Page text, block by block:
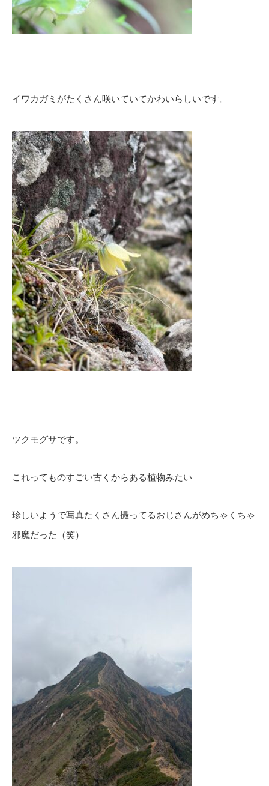
イワカガミがたくさん咲いていてかわいらしいです。
ツクモグサです。
これってものすごい古くからある植物みたい
珍しいようで写真たくさん撮ってるおじさんがめちゃくちゃ
邪魔だった（笑）